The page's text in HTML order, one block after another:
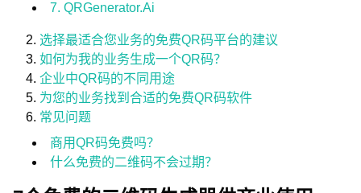
7. QRGenerator.Ai
选择最适合您业务的免费QR码平台的建议
如何为我的业务生成一个QR码？
企业中QR码的不同用途
为您的业务找到合适的免费QR码软件
常见问题
商用QR码免费吗？
什么免费的二维码不会过期？